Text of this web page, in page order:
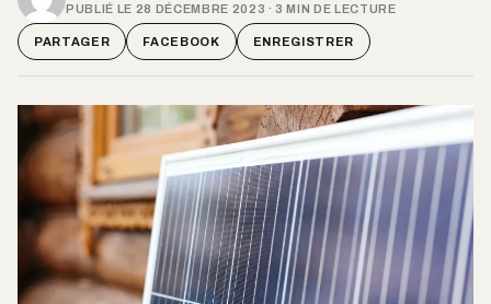
PUBLIÉ LE 28 DÉCEMBRE 2023 · 3 MIN DE LECTURE
PARTAGER FACEBOOK ENREGISTRER